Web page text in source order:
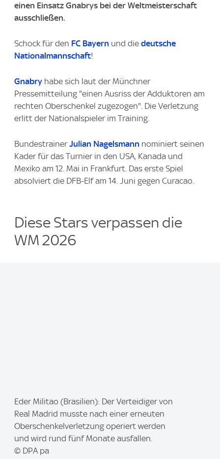
einen Einsatz Gnabrys bei der Weltmeisterschaft
ausschließen.
Schock für den FC Bayern und die deutsche
Nationalmannschaft!
Gnabry habe sich laut der Münchner
Pressemitteilung "einen Ausriss der Adduktoren am
rechten Oberschenkel zugezogen". Die Verletzung
erlitt der Nationalspieler im Training.
Bundestrainer Julian Nagelsmann nominiert seinen
Kader für das Turnier in den USA, Kanada und
Mexiko am 12. Mai in Frankfurt. Das erste Spiel
absolviert die DFB-Elf am 14. Juni gegen Curacao.
Diese Stars verpassen die
WM 2026
m
Eder Militao (Brasilien): Der Verteidiger von
Real Madrid musste nach einer erneuten
Oberschenkelverletzung operiert werden
und wird rund fünf Monate ausfallen.
© DPA pa